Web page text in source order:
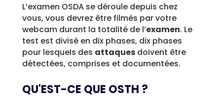
L’examen OSDA se déroule depuis chez
vous, vous devrez être filmés par votre
webcam durant la totalité de l’examen. Le
test est divisé en dix phases, dix phases
pour lesquels des attaquesdoivent être
détectées, comprises et documentées.
QU'EST-CE QUE OSTH ?